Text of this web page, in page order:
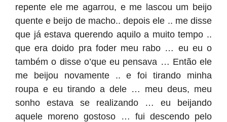
repente ele me agarrou, e me lascou um beijo
quente e beijo de macho.. depois ele .. me disse
que já estava querendo aquilo a muito tempo ..
que era doido pra foder meu rabo … eu eu o
também o disse o’que eu pensava … Então ele
me beijou novamente .. e foi tirando minha
roupa e eu tirando a dele … meu deus, meu
sonho estava se realizando … eu beijando
aquele moreno gostoso … fui descendo pelo